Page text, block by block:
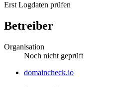
Erst Logdaten prüfen
Betreiber
Organisation
Noch nicht geprüft
Website
domaincheck.io